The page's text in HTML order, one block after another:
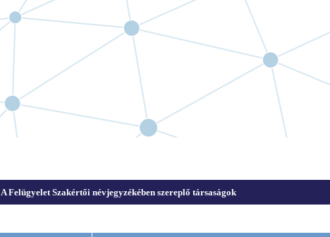
A Felügyelet Szakértői névjegyzékében szereplő társaságok